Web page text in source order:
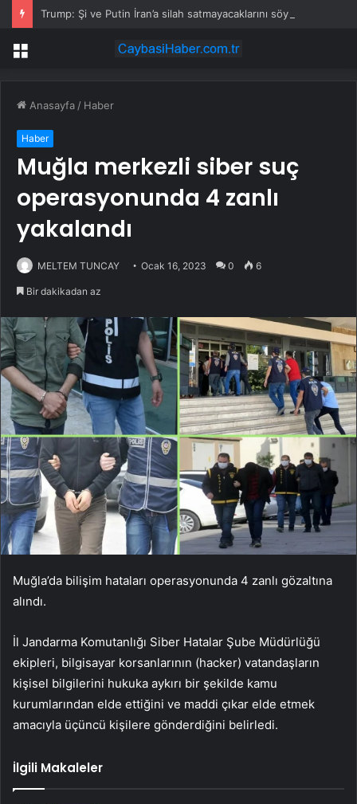
Trump: Şi ve Putin İran’a silah satmayacaklarını söyledi
Menü
Anasayfa / Haber
Haber
Muğla merkezli siber suç
operasyonunda 4 zanlı
yakalandı
MELTEM TUNCAY Ocak 16, 2023 0 6
Bir dakikadan az
Muğla’da bilişim hataları operasyonunda 4 zanlı gözaltına
alındı.
İl Jandarma Komutanlığı Siber Hatalar Şube Müdürlüğü
ekipleri, bilgisayar korsanlarının (hacker) vatandaşların
kişisel bilgilerini hukuka aykırı bir şekilde kamu
kurumlarından elde ettiğini ve maddi çıkar elde etmek
amacıyla üçüncü kişilere gönderdiğini belirledi.
İlgili Makaleler